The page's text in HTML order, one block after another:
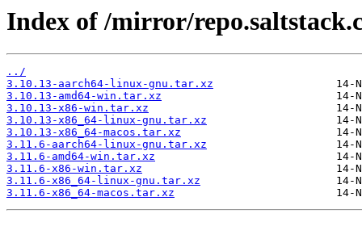
Index of /mirror/
../
3.10.13-aarch64-linux-gnu.tar.xz
3.10.13-amd64-win.tar.xz
3.10.13-x86-win.tar.xz
3.10.13-x86_64-linux-gnu.tar.xz
3.10.13-x86_64-macos.tar.xz
3.11.6-aarch64-linux-gnu.tar.xz
3.11.6-amd64-win.tar.xz
3.11.6-x86-win.tar.xz
3.11.6-x86_64-linux-gnu.tar.xz
3.11.6-x86_64-macos.tar.xz